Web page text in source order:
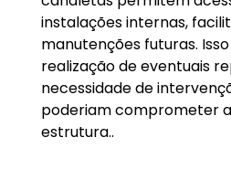
instalações internas,
manutenções futuras.
realização de eventuais
necessidade de
poderiam comprometer
estrutura..